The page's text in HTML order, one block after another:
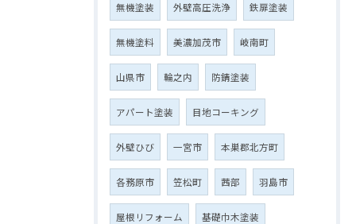
無機塗装 外壁高圧洗浄 鉄扉塗装
無機塗料 美濃加茂市 岐南町
山県市 輪之内 防錆塗装
アパート塗装 目地コーキング
外壁ひび 一宮市 本巣郡北方町
各務原市 笠松町 茜部 羽島市
屋根リフォーム 基礎巾木塗装